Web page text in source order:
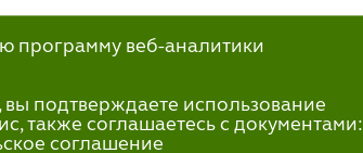
программу веб-аналитики
подтверждаете использование
также соглашаетесь с документами:
соглашение